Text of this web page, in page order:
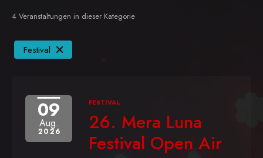
4 Veranstaltungen in dieser Kategorie
Festival
09
Aug.
2026
FESTIVAL
26. Mera Luna
Festival Open Air